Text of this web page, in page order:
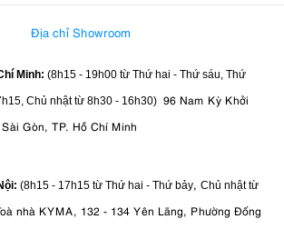
nhanh chóng và thuận tiện bằng nhiều nguồn
sạc điện thoại, pin dự phòng hay adapter di
đèn còn hỗ trợ kết nối với các bộ nguồn ngoài
giúp kéo dài thời gian hoạt động và duy trì hiệu
ảnh gia luôn sẵn sàng tác nghiệp, dù làm việc
hiện trường.
Địa chỉ Showroom
Minh: (8h15 - 19h00 từ Thứ hai - Thứ sáu, Thứ
Chủ nhật từ 8h30 - 16h30) 96 Nam Kỳ Khởi
Gòn, TP. Hồ Chí Minh
(8h15 - 17h15 từ Thứ hai - Thứ bảy, Chủ nhật từ
nhà KYMA, 132 - 134 Yên Lãng, Phường Đống